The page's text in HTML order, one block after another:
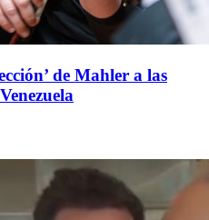
de Mahler a las